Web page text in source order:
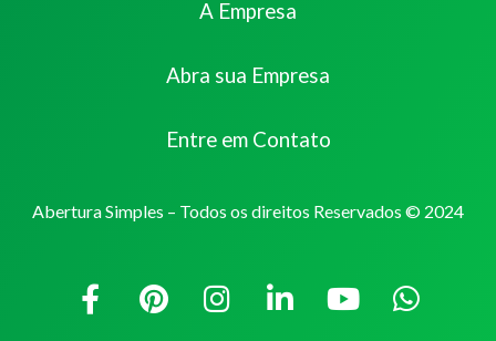
A Empresa
Abra sua Empresa
Entre em Contato
Abertura Simples – Todos os direitos Reservados © 2024